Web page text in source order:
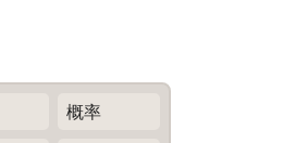
概率